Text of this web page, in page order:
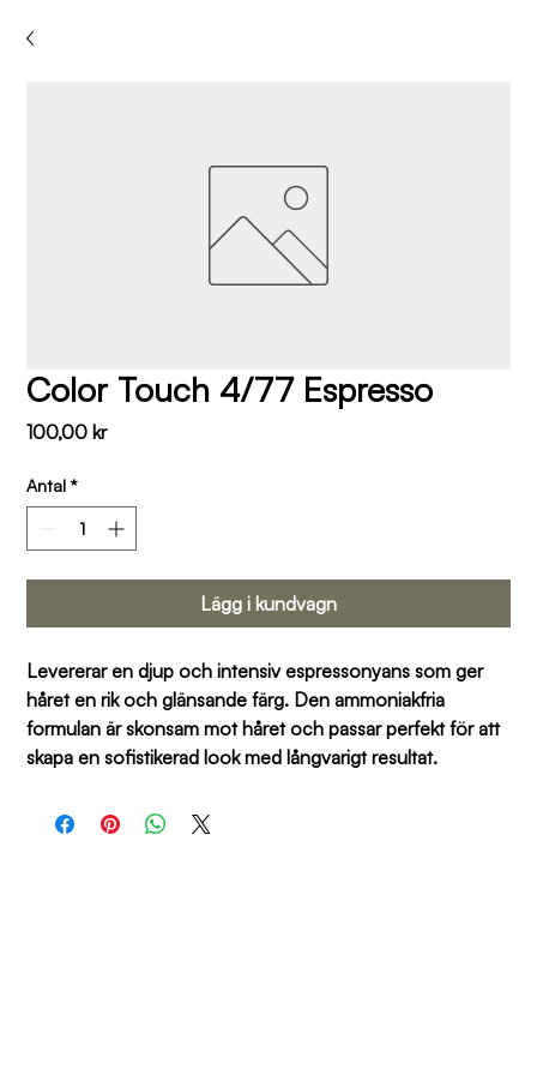
Color Touch 4/77 Espresso
100,00 krPris
Antal *
Lägg i kundvagn
Levererar en djup och intensiv espressonyans som ger
håret en rik och glänsande färg. Den ammoniakfria
formulan är skonsam mot håret och passar perfekt för att
skapa en sofistikerad look med långvarigt resultat.